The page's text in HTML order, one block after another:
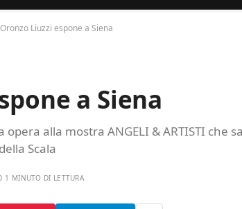
Oronzo Liuzzi espone a Siena
a Siena
alla mostra ANGELI & ARTISTI che
Scala
1 MINUTO DI LETTURA